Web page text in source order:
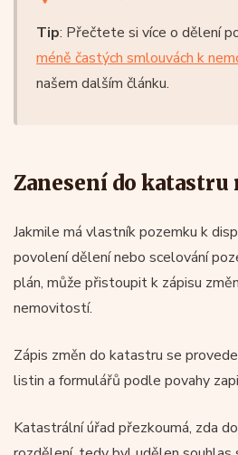
Tip: Přečtete si více o dělení
méně častých smlouvách k
našem dalším článku.
Zanesení do
Jakmile má vlastník pozemku k
povolení dělení nebo scelování
plán, může přistoupit k zápisu
nemovitostí.
Zápis změn do katastru se
listin a formulářů podle povahy
Katastrální úřad přezkoumá, zda